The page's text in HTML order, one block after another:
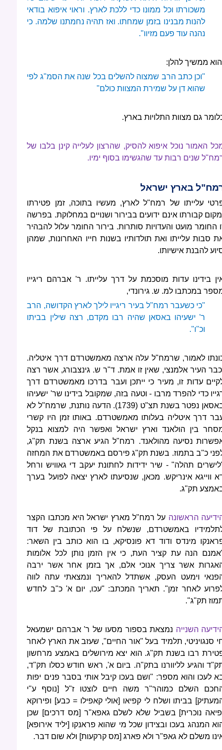
משכורתו וכל ממונו כדי ללכת לארץ. וראוי איפוא בודאי
להנות מבנינו בזמן שמחתו. ואז תהיה נחמתנו שלמה. כי
נהנה עוד פעם מזיוו".
ממשיך להלן:
"וכן כתב הרב שמצוה להשלים בכל שנה את הסמ"ג לפי
שהוא דן על שמירת המצוות כולם"
גם מצוות התלויות בארץ.
האמור נוכל איפוא להסיק, שהרצון לעלייה קינן בלבו של
שנים רבות עד שהגשימו בסוף ימיו.
בארץ ישראל
עלייתו של רמח"ל לארץ, מעשיו בתוכה, זמן פטירתו
קבורתו אינם ידועים בבירור ושנויים במחלוקת. בפרשה
החומר מועט והעדויות סותרות. בירור החומר עלול להבהיר
סבות עלייתו ואת תולדותיו בשנות חייו האחרונות, שמהן
להבנת אישיותו.
בידינו עדות מוסכמת על דרך עלייתו. ר' אברהם ריגייו
במכתבו למ. ש. גירונדי,
"כי כשעבר רמח"ל בעיר ריגייו לילך לארץ הקדושה, הרב
ר' ישעיהו באסאן שהיה רבו מקדם, רצה שילין בביתו
וכ"ו".
לאמור, שרמח"ל עלה ארצה מאמשטרדם דרך איטליה.
העיר אלמנצי, שאין זו אמת. ד"ר ש. גינצבורג, אשר רצה
עדות זו, מעיר כי ייתכן ועבר בדרכו מאמשטרדם דרך
כדי להפרד מרבו - וטעה בזה, שמקובל בידינו שר' ישעיהו
באסאן נפטר בשנת תצ"ט (1739). הדעה נותנת, שרמח"ל לא
דרך איטליה בעלותו מאמשטרדם. באותו זמן היו קשרי
בין הולאנד וארץ ישראל ואפשר היה למצוא בנקל
נסיעה מהולאנד. רמח"ל הגיע ארצה בשנת תק"ג,
כ"ב בתמוז. בשנת תק"ג פירסם באמשטרדם את המחזה
תהלה" - שיר ידידות לחתונת יעקב די גאוויש ורחל
ווייגא אינריקש. מכאן, שנסיעתו לארץ יצאה לפועל בערך
תק"ג.
הראשונה על רמח"ל מארץ ישראל היא מכתבו הקצר
באמשטרדם, שנשלח על פי הכתובת של דוד
מינדס ודוד דא פונסיקא, בו הוא כותב בין השאר:
הנה עת קציר העת, כי אין הזמן נותן לכל אלומות
אשר צריך אנוכי אלם, אך בזמן אחר אשר ירבה
וימעט העסק, אשתדל להאריך ונמצאתי עתה לווה
לאחר זמן". תאריך המכתב: "עכו, יום א' כ"ב לחדש
תק"ג".
השנייה נמצאת בספור מסעו של ר' אברהם ישמעאל
סנגויניטי, תלמיד בעל "אור החיים", שעזב את הארץ לאחר
רבו בשנת תק"ג. הוא יצא מירושלים באמצע מרחשון
והגיע לליוורנו בתק"ה. ביום א', ראש חודש כסלו תק"ד,
לעכו והוא מספר: "ושם בעכו קיבל אותי בסבר פנים יפות
השלם כמוהר"ר משה חיים לוצטו ז"ל [נוסף ע"י
בביתו ושלח לי קפיאו [אולי קאפילו = כבע] ופירוקא
נוכרית] בשביל שלא לשלם גאפא"ר [מס דרכים] שכן
המנהג בעכו ובצידון שכל מי שהוא פראנקו [יליד אירופא]
משלם לא גאפ"ר ולא פארג [מס קרקעות] ולא שום דבר.